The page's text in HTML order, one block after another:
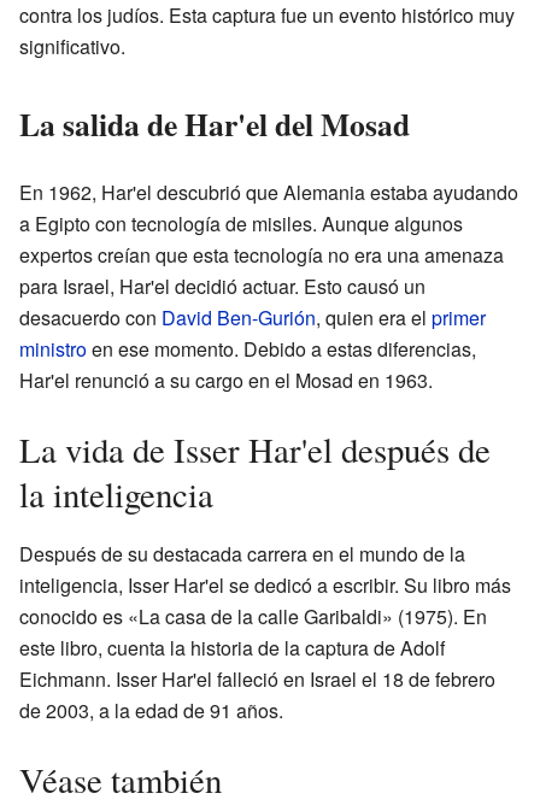
contra los judíos. Esta captura fue un evento histórico muy
significativo.
La salida de Har'el del Mosad
En 1962, Har'el descubrió que Alemania estaba ayudando
a Egipto con tecnología de misiles. Aunque algunos
expertos creían que esta tecnología no era una amenaza
para Israel, Har'el decidió actuar. Esto causó un
desacuerdo con David Ben-Gurión, quien era el primer
ministroen ese momento. Debido a estas diferencias,
Har'el renunció a su cargo en el Mosad en 1963.
La vida de Isser Har'el después de
la inteligencia
Después de su destacada carrera en el mundo de la
inteligencia, Isser Har'el se dedicó a escribir. Su libro más
conocido es «La casa de la calle Garibaldi» (1975). En
este libro, cuenta la historia de la captura de Adolf
Eichmann. Isser Har'el falleció en Israel el 18 de febrero
de 2003, a la edad de 91 años.
Véase también